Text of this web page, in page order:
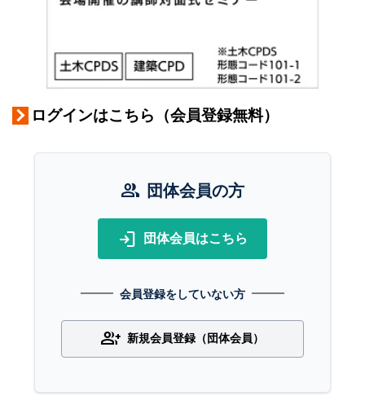
ログインはこちら（会員登録無料）
group 団体会員の方
login 団体会員はこちら
会員登録をしていない方
group_add 新規会員登録（団体会員）